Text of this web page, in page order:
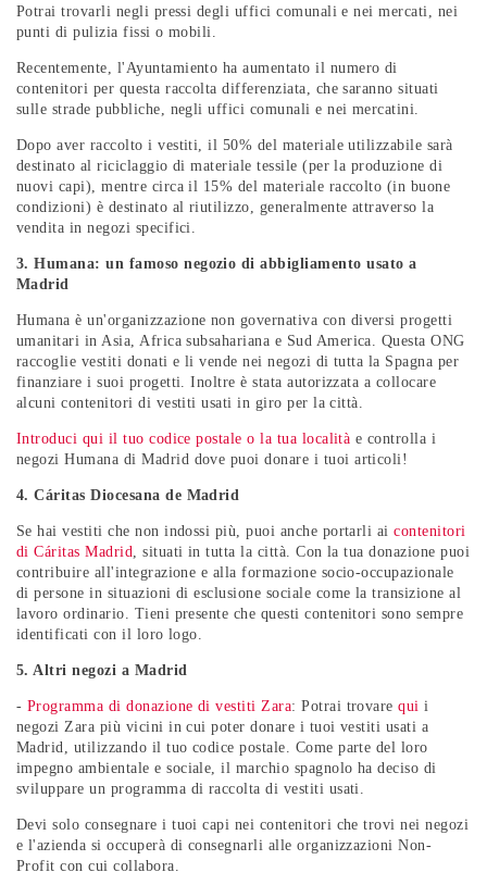
Potrai trovarli negli pressi degli uffici comunali e nei mercati, nei
punti di pulizia fissi o mobili.
Recentemente, l'Ayuntamiento ha aumentato il numero di
contenitori per questa raccolta differenziata, che saranno situati
sulle strade pubbliche, negli uffici comunali e nei mercatini.
Dopo aver raccolto i vestiti, il 50% del materiale utilizzabile sarà
destinato al riciclaggio di materiale tessile (per la produzione di
nuovi capi), mentre circa il 15% del materiale raccolto (in buone
condizioni) è destinato al riutilizzo, generalmente attraverso la
vendita in negozi specifici.
3. Humana: un famoso negozio di abbigliamento usato a
Madrid
Humana è un'organizzazione non governativa con diversi progetti
umanitari in Asia, Africa subsahariana e Sud America. Questa ONG
raccoglie vestiti donati e li vende nei negozi di tutta la Spagna per
finanziare i suoi progetti. Inoltre è stata autorizzata a collocare
alcuni contenitori di vestiti usati in giro per la città.
Introduci qui il tuo codice postale o la tua località e controlla i
negozi Humana di Madrid dove puoi donare i tuoi articoli!
4. Cáritas Diocesana de Madrid
Se hai vestiti che non indossi più, puoi anche portarli aicontenitori
di Cáritas Madrid , situati in tutta la città. Con la tua donazione puoi
contribuire all'integrazione e alla formazione socio-occupazionale
di persone in situazioni di esclusione sociale come la transizione al
lavoro ordinario. Tieni presente che questi contenitori sono sempre
identificati con il loro logo.
5. Altri negozi a Madrid
- Programma di donazione di vestiti Zara: Potrai trovarequi i
negozi Zara più vicini in cui poter donare i tuoi vestiti usati a
Madrid, utilizzando il tuo codice postale. Come parte del loro
impegno ambientale e sociale, il marchio spagnolo ha deciso di
sviluppare un programma di raccolta di vestiti usati.
Devi solo consegnare i tuoi capi nei contenitori che trovi nei negozi
e l'azienda si occuperà di consegnarli alle organizzazioni Non-
Profit con cui collabora.